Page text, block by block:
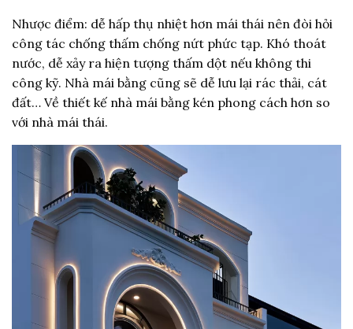
Nhược điểm: dễ hấp thụ nhiệt hơn mái thái nên đòi hỏi
công tác chống thấm chống nứt phức tạp. Khó thoát
nước, dễ xảy ra hiện tượng thấm dột nếu không thi
công kỹ. Nhà mái bằng cũng sẽ dễ lưu lại rác thải, cát
đất… Về thiết kế nhà mái bằng kén phong cách hơn so
với nhà mái thái.